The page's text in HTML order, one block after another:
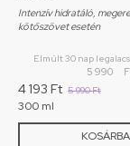
Intenzív hidratáló,
kötőszövet esetén
KOSÁRBA
Elmúlt 30 nap
5 990
5 990Ft
4 193 Ft
300 ml